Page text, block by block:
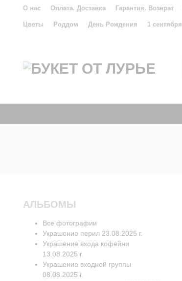
О нас Оплата. Доставка Гарантия. Возврат
Цветы Роддом День Рождения 1 сентября
АЛЬБОМЫ
Все фотографии
Украшение перил 23.08.2025 г.
Украшение входа кофейни
13.08.2025 г.
Украшение входной группы
08.08.2025 г.